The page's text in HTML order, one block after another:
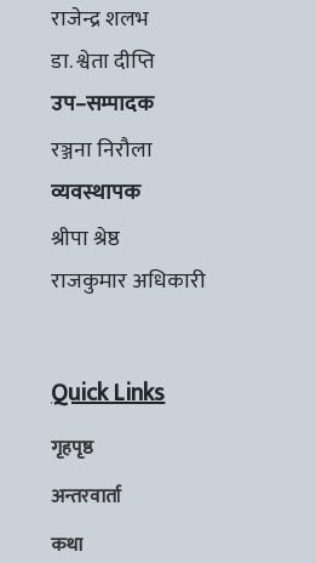
राजेन्द्र शलभ
डा. श्वेता दीप्ति
उप–सम्पादक
रञ्जना निरौला
व्यवस्थापक
श्रीपा श्रेष्ठ
राजकुमार अधिकारी
Quick Links
गृहपृष्ठ
अन्तरवार्ता
कथा